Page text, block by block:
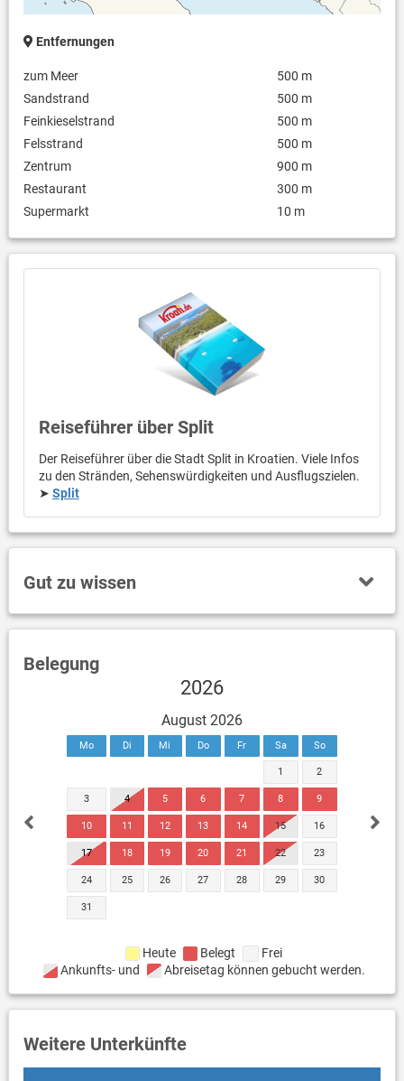
Entfernungen
zum Meer
500 m
Sandstrand
500 m
Feinkieselstrand
500 m
Felsstrand
500 m
Zentrum
900 m
Restaurant
300 m
Supermarkt
10 m
Reiseführer über Split
Der Reiseführer über die Stadt Split in Kroatien. Viele Infos
zu den Stränden, Sehenswürdigkeiten und Ausflugszielen.
➤ Split
Gut zu wissen
Belegung
2026
August 2026
Mo Di Mi Do Fr Sa So
1 2
3 4 5 6 7 8 9
10 11 12 13 14 15 16
17 18 19 20 21 22 23
24 25 26 27 28 29 30
31
Heute Belegt
Frei
Ankunfts- und
Abreisetag können gebucht werden.
Weitere Unterkünfte